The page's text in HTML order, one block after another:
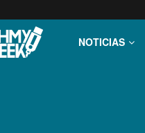
NOTICIAS